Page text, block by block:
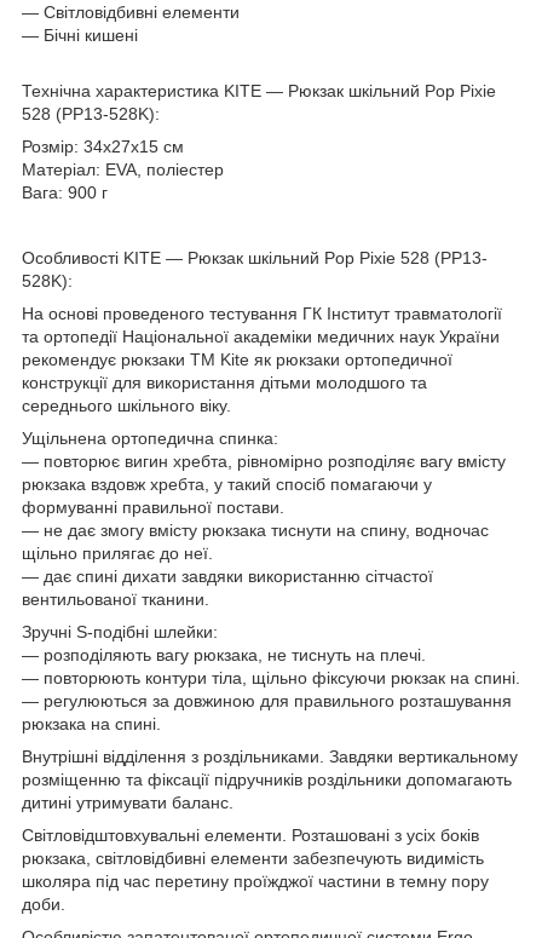
― Світловідбивні елементи
― Бічні кишені
Технічна характеристика KITE — Рюкзак шкільний Pop Pixie
528 (PP13-528K):
Розмір: 34х27х15 см
Матеріал: EVA, поліестер
Вага: 900 г
Особливості KITE — Рюкзак шкільний Pop Pixie 528 (PP13-
528K):
На основі проведеного тестування ГК Інститут травматології
та ортопедії Національної академіки медичних наук України
рекомендує рюкзаки ТМ Kite як рюкзаки ортопедичної
конструкції для використання дітьми молодшого та
середнього шкільного віку.
Ущільнена ортопедична спинка:
― повторює вигин хребта, рівномірно розподіляє вагу вмісту
рюкзака вздовж хребта, у такий спосіб помагаючи у
формуванні правильної постави.
― не дає змогу вмісту рюкзака тиснути на спину, водночас
щільно прилягає до неї.
― дає спині дихати завдяки використанню сітчастої
вентильованої тканини.
Зручні S-подібні шлейки:
― розподіляють вагу рюкзака, не тиснуть на плечі.
― повторюють контури тіла, щільно фіксуючи рюкзак на спині.
― регулюються за довжиною для правильного розташування
рюкзака на спині.
Внутрішні відділення з роздільниками. Завдяки вертикальному
розміщенню та фіксації підручників роздільники допомагають
дитині утримувати баланс.
Світловідштовхувальні елементи. Розташовані з усіх боків
рюкзака, світловідбивні елементи забезпечують видимість
школяра під час перетину проїжджої частини в темну пору
доби.